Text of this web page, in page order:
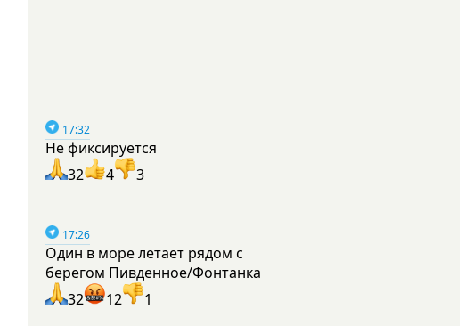
17:32
Не фиксируется
32
4 3
17:26
Один в море летает рядом с
берегом Пивденное/Фонтанка
32
12 1